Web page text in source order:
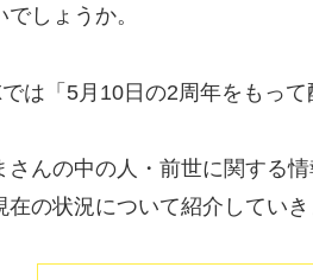
しょうか。
は「5月10日の2周年をもっ
さんの中の人・前世に関する
の状況について紹介していき